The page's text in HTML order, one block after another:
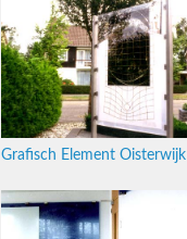
Grafisch Element Oisterwijk